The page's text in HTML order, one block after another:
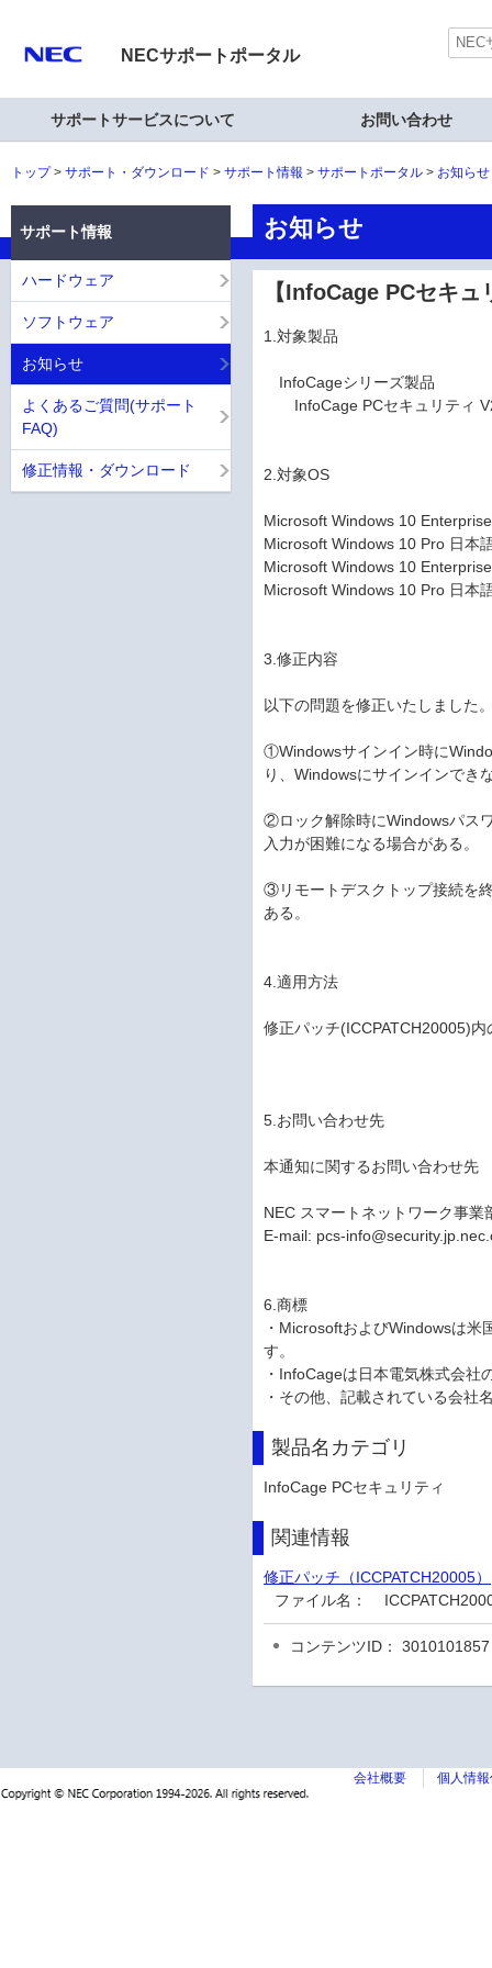
NECサポートポータル
サポートサービスについて お問い合わせ
トップ サポート・ダウンロード サポート情報 サポートポータル お知ら
お知らせ
【InfoCage PCセキ
1.対象製品
InfoCageシリーズ製品
InfoCage PCセキュリティ
2.対象OS
Microsoft Windows 10
Microsoft Windows 10 Pro 日本
Microsoft Windows 10
Microsoft Windows 10 Pro 日本
3.修正内容
以下の問題を修正いたしました
①Windowsサインイン時に
り、Windowsにサインインでき
②ロック解除時にWindowsパス
入力が困難になる場合がある。
③リモートデスクトップ接続を
ある。
4.適用方法
修正パッチ(ICCPATCH20005)
5.お問い合わせ先
本通知に関するお問い合わせ先
NEC スマートネットワーク事業
E-mail: pcs-
6.商標
・MicrosoftおよびWindowsは
す。
・InfoCageは日本電気株式会社
・その他、記載されている会社
製品名カテゴリ
InfoCage PCセキュリティ
関連情報
修正パッチ（ICCPATCH20005）
ファイル名：
コンテンツID： 3010101857
サポート情報
ハードウェア
ソフトウェア
お知らせ
よくあるご質問(サポート
FAQ)
修正情報・ダウンロード
会社概要 個人情